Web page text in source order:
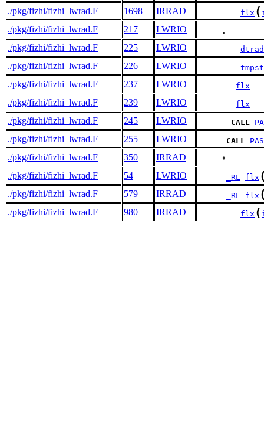
./pkg/fizhi/fizhi_lwrad.F 1698 IRRAD flx (
./pkg/fizhi/fizhi_lwrad.F 217 LWRIO
./pkg/fizhi/fizhi_lwrad.F 225 LWRIO dtrad
./pkg/fizhi/fizhi_lwrad.F 226 LWRIO
./pkg/fizhi/fizhi_lwrad.F 237 LWRIO flx
./pkg/fizhi/fizhi_lwrad.F 239 LWRIO flx
./pkg/fizhi/fizhi_lwrad.F 245 LWRIO CALL
./pkg/fizhi/fizhi_lwrad.F 255 LWRIO CALL
./pkg/fizhi/fizhi_lwrad.F 350 IRRAD
./pkg/fizhi/fizhi_lwrad.F 54 LWRIO _RL flx
./pkg/fizhi/fizhi_lwrad.F 579 IRRAD _RL flx
./pkg/fizhi/fizhi_lwrad.F 980 IRRAD flx (